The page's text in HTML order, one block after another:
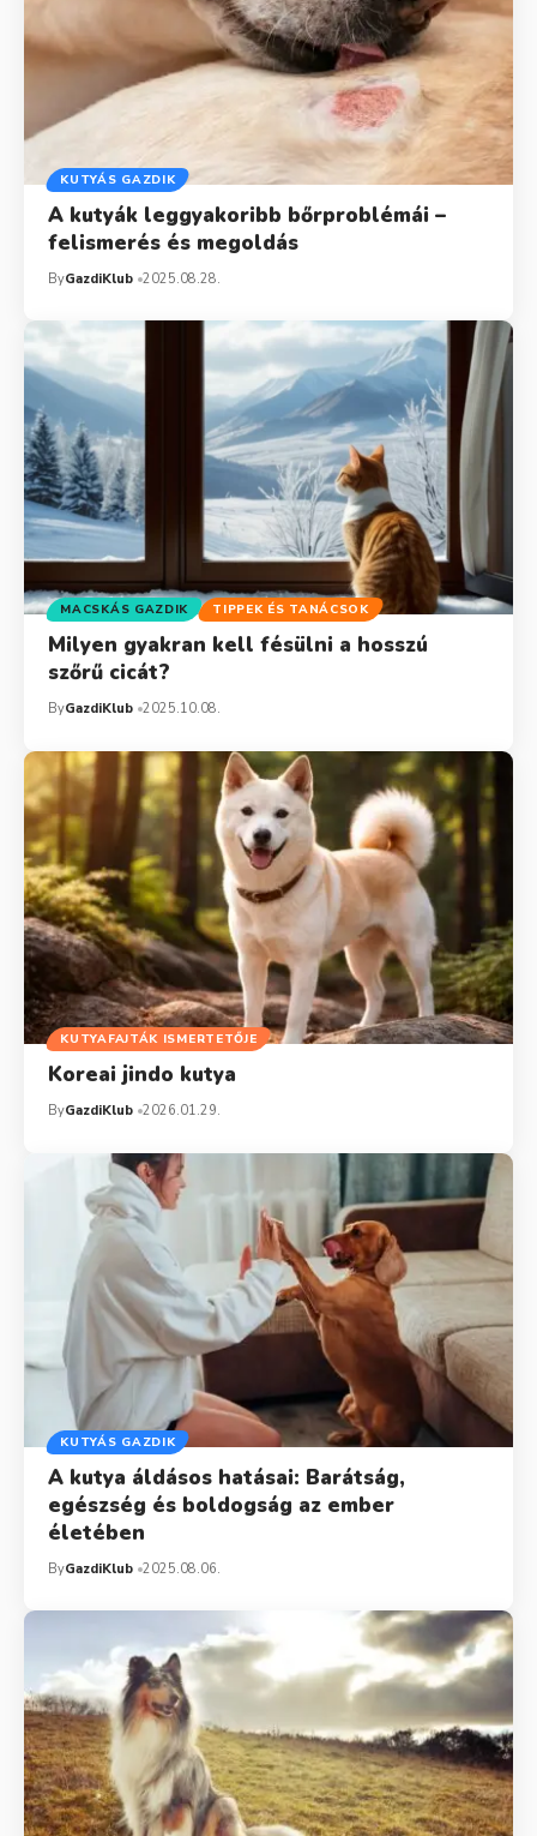
KUTYÁS GAZDIK
A kutyák leggyakoribb bőrproblémái –
felismerés és megoldás
ByGazdiKlub 2025.08.28.
MACSKÁS GAZDIK TIPPEK ÉS TANÁCSOK
Milyen gyakran kell fésülni a hosszú
szőrű cicát?
ByGazdiKlub 2025.10.08.
KUTYAFAJTÁK ISMERTETŐJE
Koreai jindo kutya
ByGazdiKlub 2026.01.29.
KUTYÁS GAZDIK
A kutya áldásos hatásai: Barátság,
egészség és boldogság az ember
életében
ByGazdiKlub 2025.08.06.